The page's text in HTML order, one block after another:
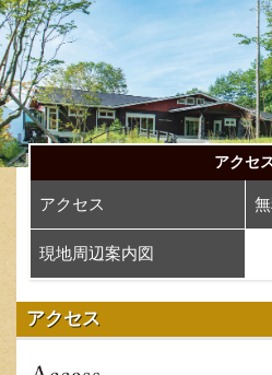
アクセ
アクセス
現地周辺案内図
アクセス